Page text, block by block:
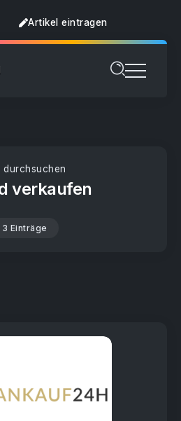
Artikel eintragen
durchsuchen
verkaufen
3 Einträge